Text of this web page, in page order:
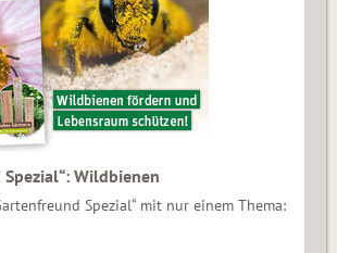
Wildbienen
Spezial“ mit nur einem Thema: